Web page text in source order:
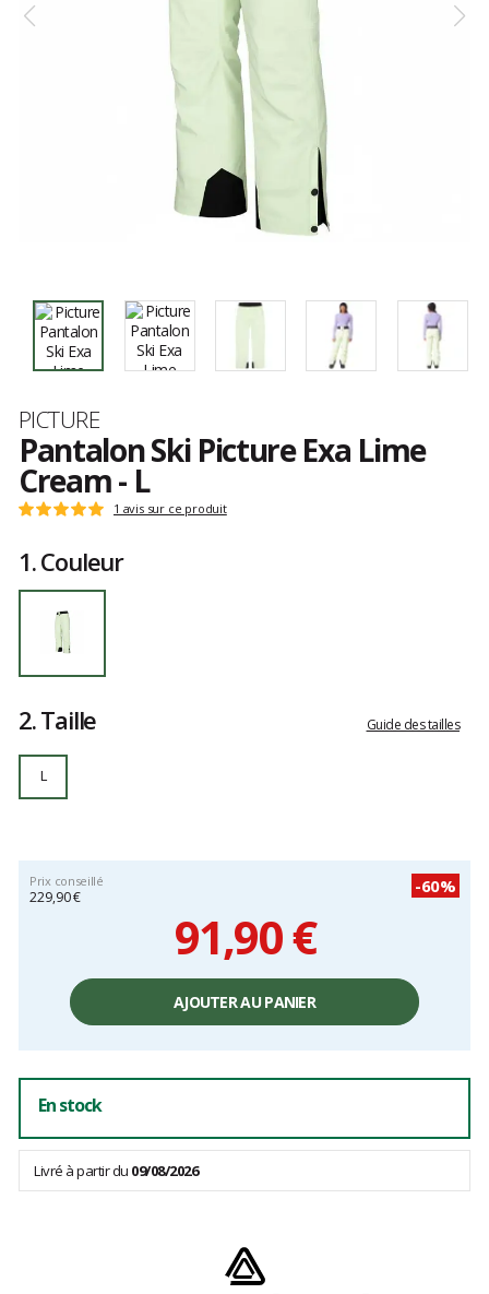
Marque
PICTURE
Pantalon Ski Picture Exa Lime
Cream - L
Référence
WPT0122
Les
clients
Note
5
sur
5
1 avis sur ce produit
1.Couleur
2.Taille Guide des tailles
L
Prix conseillé
229,90 €
-60%
91,90 €
unitaire,
AJOUTER AU PANIER
En stock
Livré à partir du 09/08/2026